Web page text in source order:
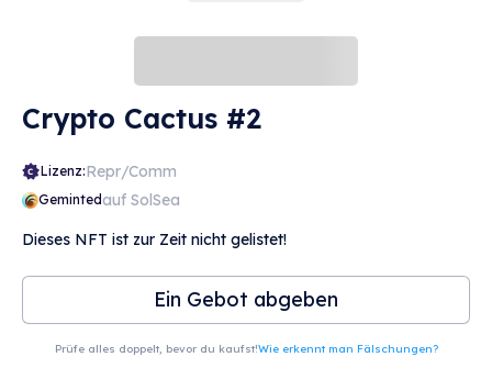
Crypto Cactus #2
Lizenz:Repr/Comm
Gemintedauf SolSea
Dieses NFT ist zur Zeit nicht gelistet!
Ein Gebot abgeben
Prüfe alles doppelt, bevor du kaufst!Wie erkennt man Fälschungen?